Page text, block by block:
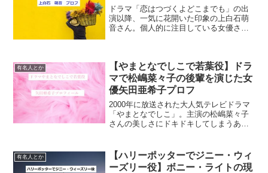
ドラマ「恋はつづくよどこまでも」の出
演以降、一気に花開いた印象の上白石萌
音さん。個人的に注目している女優さん
く綺麗になりました。しか...
有名人とか
【やまとなでしこで若葉役】ドラ
マで松嶋菜々子の後輩を演じた女
優矢田亜希子プロフ
2000年に放送された大人気テレビドラマ
「やまとなでしこ」。主演の松嶋菜々子
さんの美しさにドキドキしてしまうあの
は多いのではないでしょうか。今日は、
同性から見てもビック...
有名人とか
【ハリーポッターでジニー・ウィ
ーズリー役】ボニー・ライトの現